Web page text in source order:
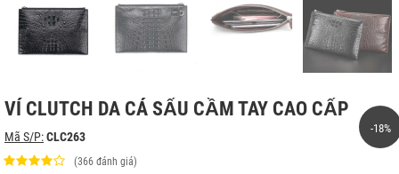
-18%
VÍ CLUTCH DA CÁ SẤU CẦM TAY CAO CẤP
Mã S/P:CLC263
(366 đánh giá)